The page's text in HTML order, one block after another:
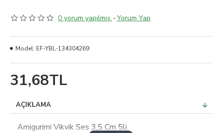
0 yorum yapılmış. -Yorum Yap
31,68TL
Model: EF-YBL-134304269
AÇIKLAMA
Amigurimi Vikvik Ses 3,5 Cm 5li